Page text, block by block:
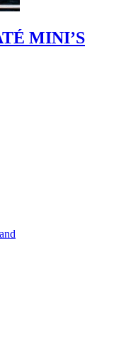
MINI’S